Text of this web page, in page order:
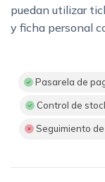
puedan utilizar
y ficha personal
Pasarela de
Control de
Seguimiento